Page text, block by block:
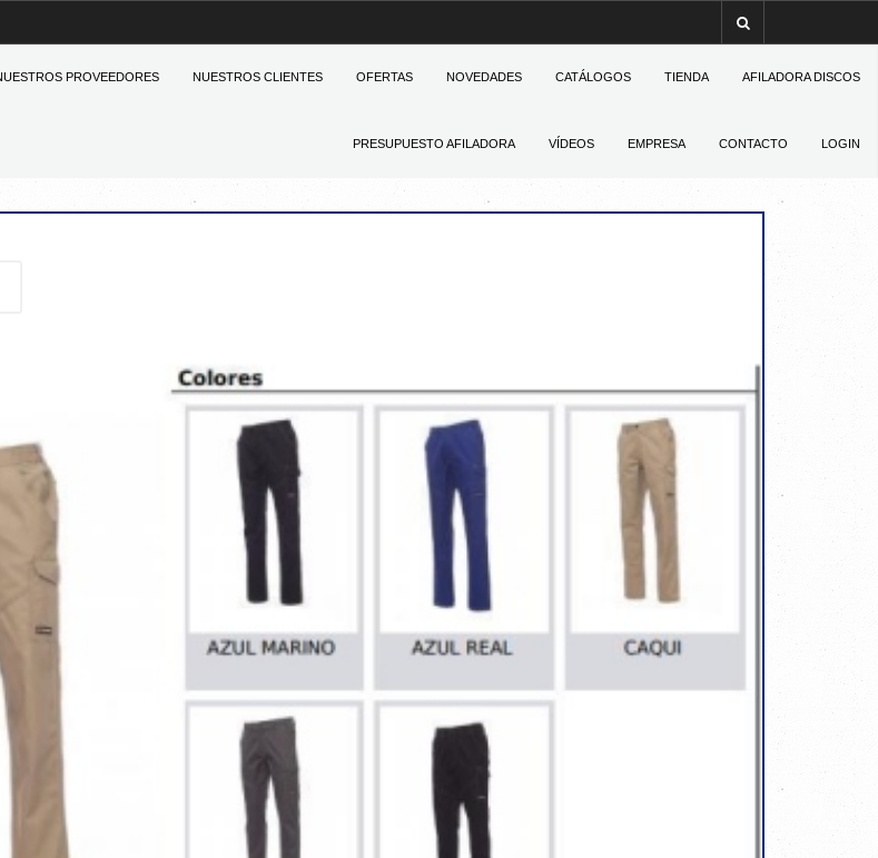
PROVEEDORES NUESTROS CLIENTES OFERTAS NOVEDADES CATÁLOGOS TIENDA AFILADORA DISCOS
PRESUPUESTO AFILADORA VÍDEOS EMPRESA CONTACTO LOGIN